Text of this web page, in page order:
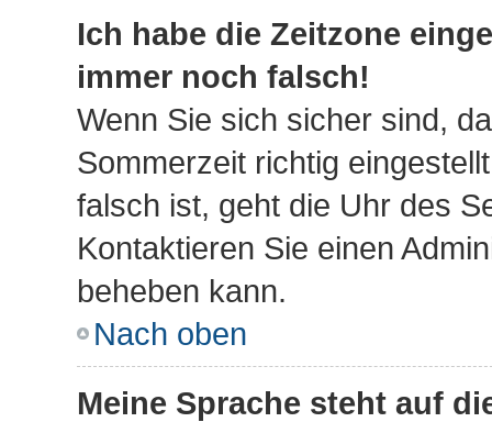
Ich habe die Zeitzone
immer noch falsch!
Wenn Sie sich sicher sind,
Sommerzeit richtig
falsch ist, geht die Uhr des
Kontaktieren Sie einen
beheben kann.
Nach oben
Meine Sprache steht auf